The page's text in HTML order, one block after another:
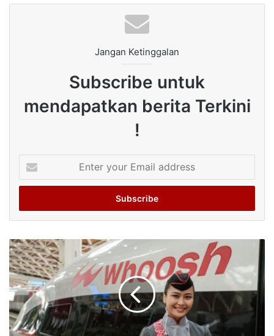
Jangan Ketinggalan
Subscribe untuk
mendapatkan berita Terkini
!
your
Email